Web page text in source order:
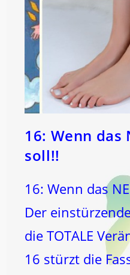
16: Wenn das
soll!!
16: Wenn das
Der
die TOTALE
16 stürzt die